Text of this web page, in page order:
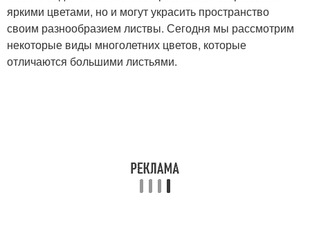
яркими цветами, но и могут украсить пространство
своим разнообразием листвы. Сегодня мы рассмотрим
некоторые виды многолетних цветов, которые
отличаются большими листьями.